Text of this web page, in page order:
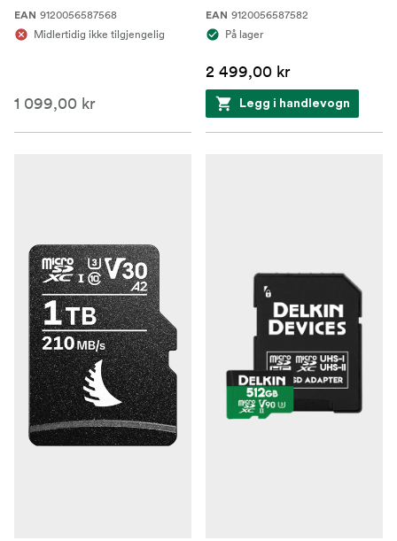
EAN 9120056587568
Midlertidig ikke tilgjengelig
1 099,00 kr
EAN 9120056587582
På lager
2 499,00 kr
Legg i handlevogn